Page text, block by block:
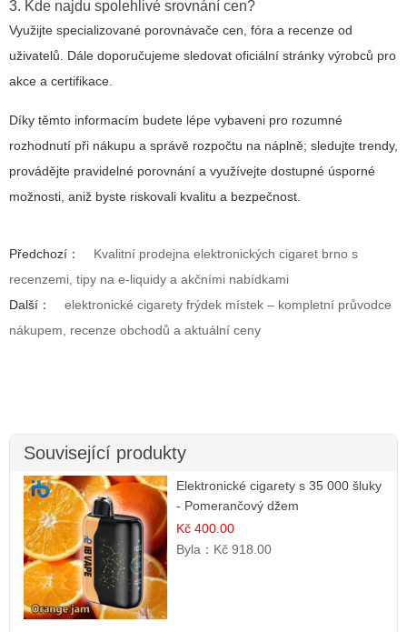
3. Kde najdu spolehlivé srovnání cen?
Využijte specializované porovnávače cen, fóra a recenze od
uživatelů. Dále doporučujeme sledovat oficiální stránky výrobců pro
akce a certifikace.
Díky těmto informacím budete lépe vybaveni pro rozumné
rozhodnutí při nákupu a správě rozpočtu na náplně; sledujte trendy,
provádějte pravidelné porovnání a využívejte dostupné úsporné
možnosti, aniž byste riskovali kvalitu a bezpečnost.
Předchozí：
Kvalitní prodejna elektronických cigaret brno s
recenzemi, tipy na e-liquidy a akčními nabídkami
Další：
elektronické cigarety frýdek místek – kompletní průvodce
nákupem, recenze obchodů a aktuální ceny
Související produkty
Elektronické cigarety s 35 000 šluky
- Pomerančový džem
Kč 400.00
Byla： Kč 918.00